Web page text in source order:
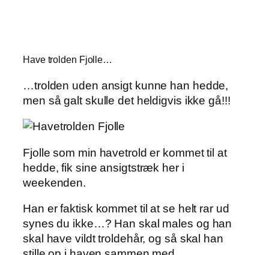
Have trolden Fjolle…
…trolden uden ansigt kunne han hedde,
men så galt skulle det heldigvis ikke gå!!!
Fjolle som min havetrold er kommet til at
hedde, fik sine ansigtstræk her i
weekenden.
Han er faktisk kommet til at se helt rar ud
synes du ikke…? Han skal males og han
skal have vildt troldehår, og så skal han